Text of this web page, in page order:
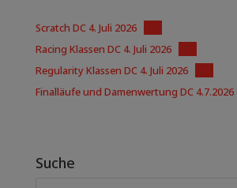
Scratch DC 4. Juli 2026
Racing Klassen DC 4. Juli 2026
Regularity Klassen DC 4. Juli 2026
Finalläufe und Damenwertung DC 4.7.2026
Suche